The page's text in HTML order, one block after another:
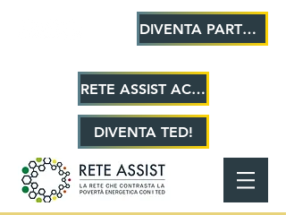
DIVENTA PARTNER!
RETE ASSIST ACADEMY
DIVENTA TED!